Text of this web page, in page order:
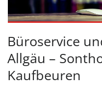
Büroservice
Allgäu –
Kaufbeuren